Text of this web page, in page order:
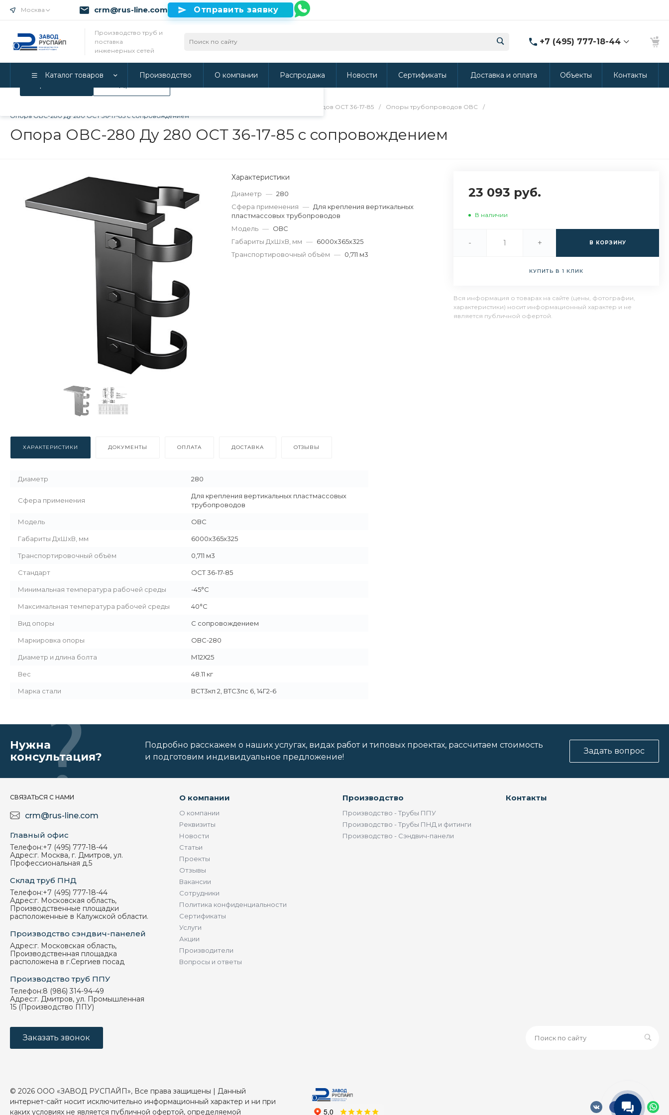
Мы используем Cookie. Если вы продолжаете использовать наш сайт, то
Политикой конфиденциальности
Москва crm@rus-line.com Отправить заявку
Производство труб и
поставка
инженерных сетей
+7 (495) 777-18-44
8 (986) 314-94-49
Промышленная 15
Каталог товаров Производство О компании Распродажа Новости Сертификаты Доставка и оплата Объекты Контакты
Опоры трубопроводов ОСТ 36-17-85 / Опоры трубопроводов ОВС
/
Опора ОВС-280 Ду 280 ОСТ 36-17-85 с сопровождением
Опора ОВС-280 Ду 280 ОСТ 36-17-85 с сопровождением
Характеристики
Диаметр — 280
Сфера применения — Для крепления вертикальных
пластмассовых трубопроводов
Модель — ОВС
Габариты ДхШхВ, мм — 6000х365х325
Транспортировочный объём — 0,711 м3
23 093 руб.
В наличии
- + В КОРЗИНУ
КУПИТЬ В 1 КЛИК
Вся информация о товарах на сайте (цены, фотографии,
характеристики) носит информационный характер и не
является публичной офертой.
ХАРАКТЕРИСТИКИ ДОКУМЕНТЫ ОПЛАТА ДОСТАВКА ОТЗЫВЫ
Диаметр 280
Сфера применения
Для крепления вертикальных пластмассовых
трубопроводов
Модель ОВС
Габариты ДхШхВ, мм 6000х365х325
Транспортировочный объём 0,711 м3
Стандарт ОСТ 36-17-85
Минимальная температура рабочей среды -45°С
Максимальная температура рабочей среды 40°С
Вид опоры С сопровождением
Маркировка опоры ОВС-280
Диаметр и длина болта М12Х25
Вес 48.11 кг
Марка стали ВСТ3кп 2, ВТС3пс 6, 14Г2-6
Нужна
консультация?
Подробно расскажем о наших услугах, видах работ и типовых проектах, рассчитаем стоимость
и подготовим индивидуальное предложение!
Задать вопрос
СВЯЗАТЬСЯ С НАМИ
crm@rus-line.com
Главный офис
Телефон:+7 (495) 777-18-44
Адрес:г. Москва, г. Дмитров, ул.
Профессиональная д.5
Склад труб ПНД
Телефон:+7 (495) 777-18-44
Адрес:г. Московская область,
Производственные площадки
расположенные в Калужской области.
Производство сэндвич-панелей
Адрес:г. Московская область,
Производственная площадка
расположена в г.Сергиев посад
Производство труб ППУ
Телефон:8 (986) 314-94-49
Адрес:г. Дмитров, ул. Промышленная
15 (Производство ППУ)
О компании
О компании
Реквизиты
Новости
Статьи
Проекты
Отзывы
Вакансии
Сотрудники
Политика конфиденциальности
Сертификаты
Услуги
Акции
Производители
Вопросы и ответы
Производство
Производство - Трубы ППУ
Производство - Трубы ПНД и фитинги
Производство - Сэндвич-панели
Контакты
Заказать звонок
© 2026 ООО «ЗАВОД РУСПАЙП», Все права защищены | Данный
интернет-сайт носит исключительно информационный характер и ни при
каких условиях не является публичной офертой, определяемой